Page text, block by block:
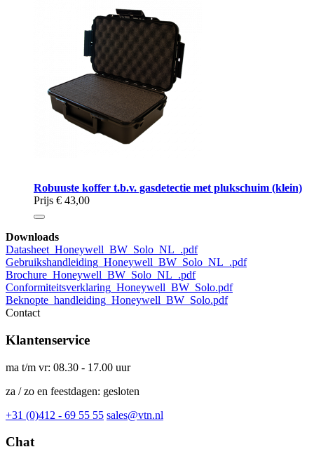
Robuuste koffer t.b.v. gasdetectie met plukschuim (klein)
Prijs € 43,00
Downloads
Datasheet_Honeywell_BW_Solo_NL_.pdf
Gebruikshandleiding_Honeywell_BW_Solo_NL_.pdf
Brochure_Honeywell_BW_Solo_NL_.pdf
Conformiteitsverklaring_Honeywell_BW_Solo.pdf
Beknopte_handleiding_Honeywell_BW_Solo.pdf
Contact
Klantenservice
ma t/m vr: 08.30 - 17.00 uur
za / zo en feestdagen: gesloten
+31 (0)412 - 69 55 55 sales@vtn.nl
Chat